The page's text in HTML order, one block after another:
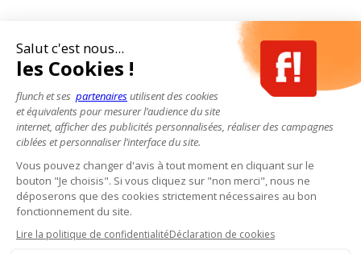
Salut c'est nous...
les Cookies !
flunch et ses partenairesutilisent des cookies
et équivalents pour mesurer l’audience du site
internet, afficher des publicités personnalisées, réaliser des campagnes
ciblées et personnaliser l’interface du site.
Vous pouvez changer d'avis à tout moment en cliquant sur le
bouton "Je choisis". Si vous cliquez sur "non merci", nous ne
déposerons que des cookies strictement nécessaires au bon
fonctionnement du site.
Lire la politique de confidentialitéDéclaration de cookies